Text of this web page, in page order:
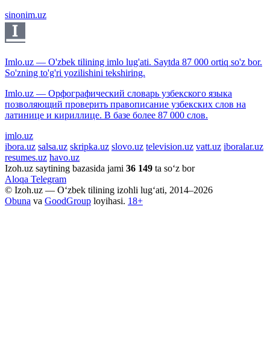
sinonim.uz
Imlo.uz — O'zbek tilining imlo lug'ati. Saytda 87 000 ortiq so'z bor.
So'zning to'g'ri yozilishini tekshiring.
Imlo.uz — Орфографический словарь узбекского языка
позволяющий проверить правописание узбекских слов на
латинице и кириллице. В базе более 87 000 слов.
imlo.uz
ibora.uz salsa.uz skripka.uz slovo.uz television.uz vatt.uz iboralar.uz
resumes.uz havo.uz
Izoh.uz saytining bazasida jami 36 149 ta so‘z bor
Aloqa Telegram
© Izoh.uz — O‘zbek tilining izohli lug‘ati, 2014–2026
Obuna va GoodGroup loyihasi. 18+